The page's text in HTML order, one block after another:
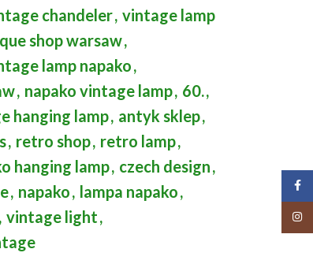
chandeler, vintage lamp
shop warsaw,
lamp napako,
, napako vintage lamp, 60.,
hanging lamp, antyk sklep,
, retro shop, retro lamp,
hanging lamp, czech design,
, napako, lampa napako,
, vintage light,